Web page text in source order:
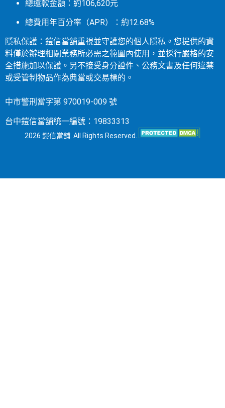
總還款金額：約106,620元
總費用年百分率（APR）：約12.68%
隱私保護：鎧信當舖重視並守護您的個人隱私。您提供的資
料僅於辦理相關業務所必需之範圍內使用，並採行嚴格的安
全措施加以保護。另不接受身分證件、公務文書及任何違禁
或受管制物品作為典當或交易標的。
中市警刑當字第 970019-009 號
台中鎧信當舖統一編號：19833313
2026 鎧信當舖. All Rights Reserved.